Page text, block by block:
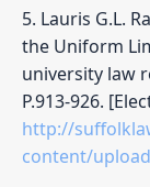
5. Lauris G.L.
the Uniform
university law
P.913-926.
http://
content/